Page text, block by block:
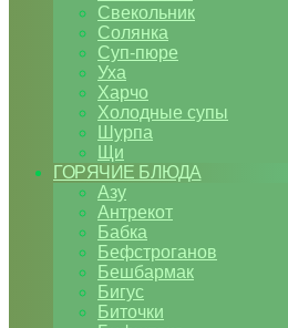
Свекольник
Солянка
Суп-пюре
Уха
Харчо
Холодные супы
Шурпа
Щи
ГОРЯЧИЕ БЛЮДА
Азу
Антрекот
Бабка
Бефстроганов
Бешбармак
Бигус
Биточки